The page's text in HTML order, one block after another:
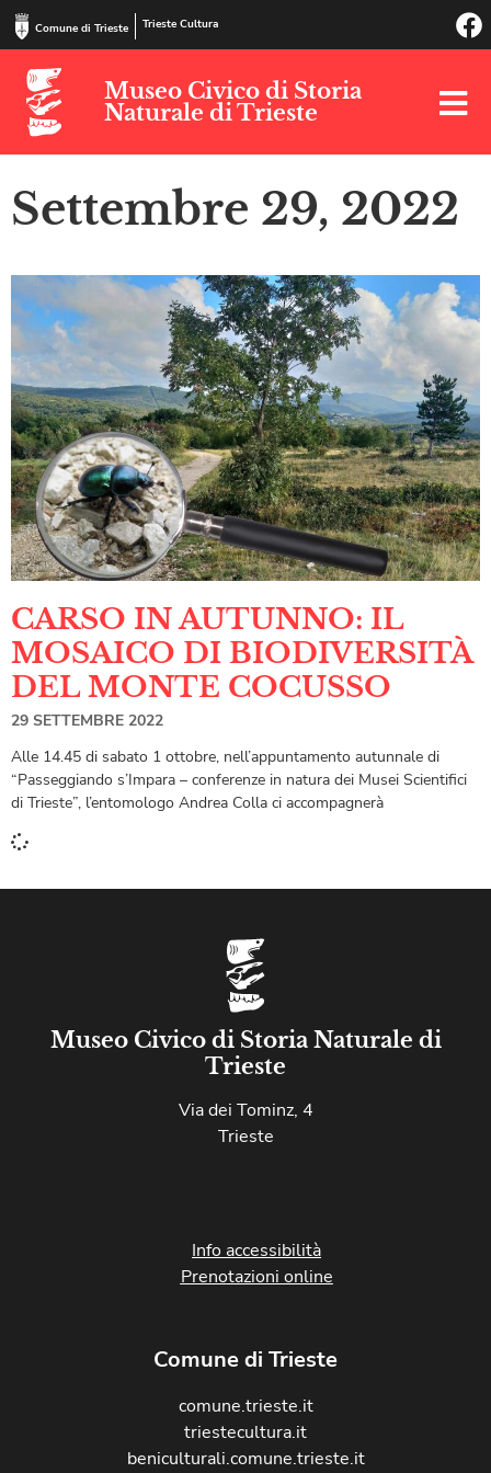
Comune di Trieste Trieste Cultura
Museo Civico di Storia
Naturale di Trieste
Settembre 29, 2022
CARSO IN AUTUNNO: IL
MOSAICO DI BIODIVERSITÀ
DEL MONTE COCUSSO
29 SETTEMBRE 2022
Alle 14.45 di sabato 1 ottobre, nell’appuntamento autunnale di
“Passeggiando s’Impara – conferenze in natura dei Musei Scientifici
di Trieste”, l’entomologo Andrea Colla ci accompagnerà
Museo Civico di Storia Naturale di
Trieste
Via dei Tominz, 4
Trieste
Info accessibilità
Prenotazioni online
Comune di Trieste
comune.trieste.it
triestecultura.it
beniculturali.comune.trieste.it